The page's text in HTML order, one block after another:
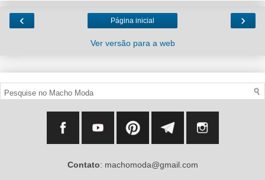
‹ ›
Página inicial
Ver versão para a web
Contato: machomoda@gmail.com